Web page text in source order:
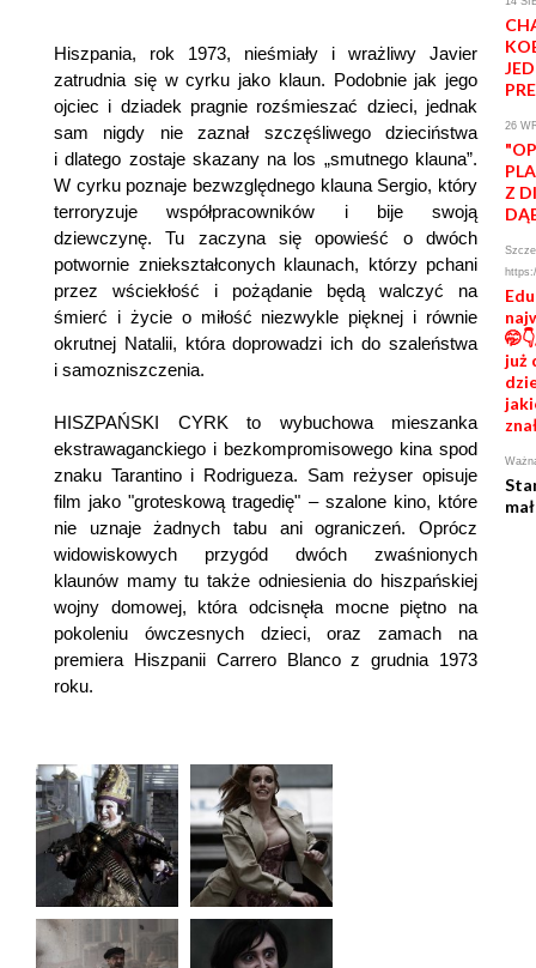
Hiszpania, rok 1973, nieśmiały i wrażliwy Javier
zatrudnia się w cyrku jako klaun. Podobnie jak jego
ojciec i dziadek pragnie rozśmieszać dzieci, jednak
sam nigdy nie zaznał szczęśliwego dzieciństwa
i dlatego zostaje skazany na los „smutnego klauna”.
W cyrku poznaje bezwzględnego klauna Sergio, który
terroryzuje współpracowników i bije swoją
dziewczynę. Tu zaczyna się opowieść o dwóch
potwornie zniekształconych klaunach, którzy pchani
przez wściekłość i pożądanie będą walczyć na
śmierć i życie o miłość niezwykle pięknej i równie
okrutnej Natalii, która doprowadzi ich do szaleństwa
i samozniszczenia.
HISZPAŃSKI CYRK to wybuchowa mieszanka
ekstrawaganckiego i bezkompromisowego kina spod
znaku Tarantino i Rodrigueza. Sam reżyser opisuje
film jako "groteskową tragedię" – szalone kino, które
nie uznaje żadnych tabu ani ograniczeń. Oprócz
widowiskowych przygód dwóch zwaśnionych
klaunów mamy tu także odniesienia do hiszpańskiej
wojny domowej, która odcisnęła mocne piętno na
pokoleniu ówczesnych dzieci, oraz zamach na
premiera Hiszpanii Carrero Blanco z grudnia 1973
roku.
26
Z
już